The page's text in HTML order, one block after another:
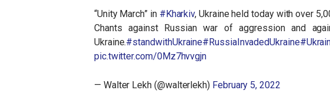
“Unity March” in #Kharkiv, Ukraine held today with over
Chants against Russian war of aggression and
Ukraine.#standwithUkraine#RussiaInvadedUkraine
pic.twitter.com/0Mz7hvvgjn
— Walter Lekh (@walterlekh) February 5, 2022